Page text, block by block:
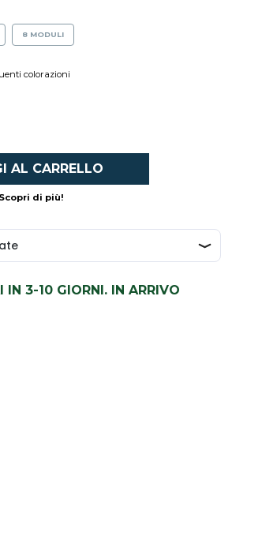
8 MODULI
colorazioni
AL CARRELLO
Scopri di più!
IN 3-10 GIORNI. IN ARRIVO